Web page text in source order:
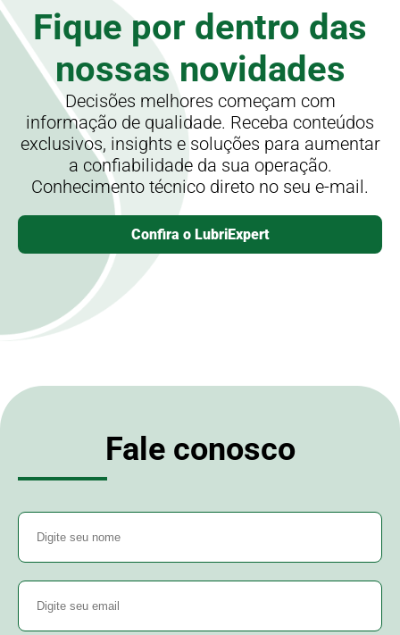
Fique por dentro das
nossas novidades
Decisões melhores começam com
informação de qualidade. Receba conteúdos
exclusivos, insights e soluções para aumentar
a confiabilidade da sua operação.
Conhecimento técnico direto no seu e-mail.
Confira o LubriExpert
Fale conosco